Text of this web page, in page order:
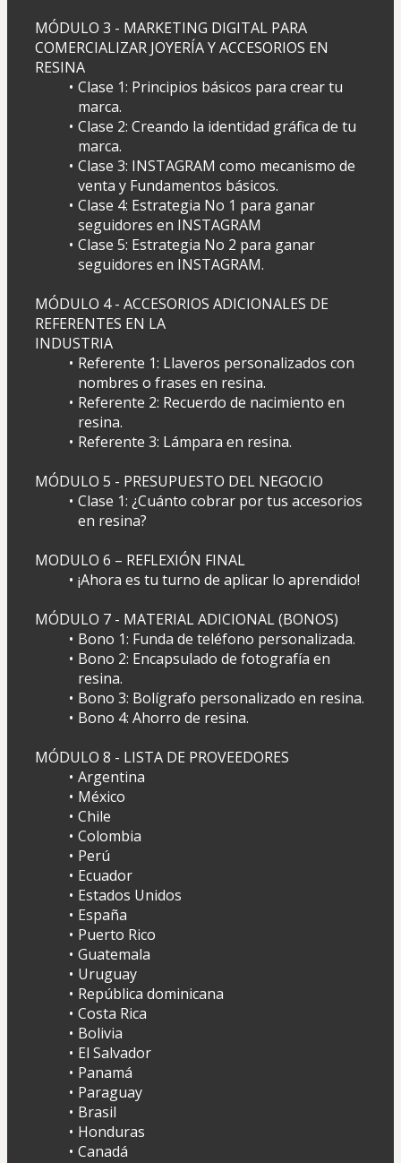
MÓDULO 3 - MARKETING DIGITAL PARA
COMERCIALIZAR JOYERÍA Y ACCESORIOS EN
RESINA
Clase 1: Principios básicos para crear tu
marca.
Clase 2: Creando la identidad gráfica de tu
marca.
Clase 3: INSTAGRAM como mecanismo de
venta y Fundamentos básicos.
Clase 4: Estrategia No 1 para ganar
seguidores en INSTAGRAM
Clase 5: Estrategia No 2 para ganar
seguidores en INSTAGRAM.
MÓDULO 4 - ACCESORIOS ADICIONALES DE
REFERENTES EN LA
INDUSTRIA
Referente 1: Llaveros personalizados con
nombres o frases en resina.
Referente 2: Recuerdo de nacimiento en
resina.
Referente 3: Lámpara en resina.
MÓDULO 5 - PRESUPUESTO DEL NEGOCIO
Clase 1: ¿Cuánto cobrar por tus accesorios
en resina?
MODULO 6 – REFLEXIÓN FINAL
¡Ahora es tu turno de aplicar lo aprendido!
MÓDULO 7 - MATERIAL ADICIONAL (BONOS)
Bono 1: Funda de teléfono personalizada.
Bono 2: Encapsulado de fotografía en
resina.
Bono 3: Bolígrafo personalizado en resina.
Bono 4: Ahorro de resina.
MÓDULO 8 - LISTA DE PROVEEDORES
Argentina
México
Chile
Colombia
Perú
Ecuador
Estados Unidos
España
Puerto Rico
Guatemala
Uruguay
República dominicana
Costa Rica
Bolivia
El Salvador
Panamá
Paraguay
Brasil
Honduras
Canadá